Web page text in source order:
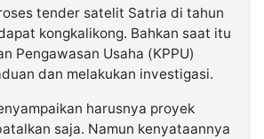
tender satelit Satria di tahun
kongkalikong. Bahkan saat itu
Pengawasan Usaha (KPPU)
dan melakukan investigasi.
harusnya proyek
saja. Namun kenyataannya